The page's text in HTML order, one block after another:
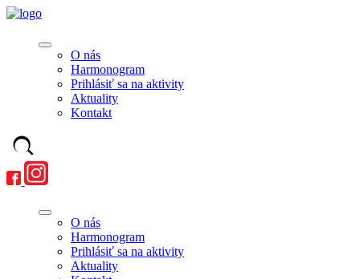
O nás
Harmonogram
Prihlásiť sa na aktivity
Aktuality
Kontakt
O nás
Harmonogram
Prihlásiť sa na aktivity
Aktuality